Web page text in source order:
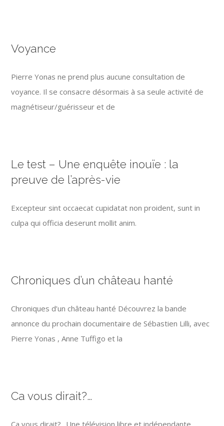
Voyance
Pierre Yonas ne prend plus aucune consultation de
voyance. Il se consacre désormais à sa seule activité de
magnétiseur/guérisseur et de
Le test – Une enquête inouïe : la
preuve de l’après-vie
Excepteur sint occaecat cupidatat non proident, sunt in
culpa qui officia deserunt mollit anim.
Chroniques d’un château hanté
Chroniques d’un château hanté Découvrez la bande
annonce du prochain documentaire de Sébastien Lilli, avec
Pierre Yonas , Anne Tuffigo et la
Ca vous dirait?…
Ca vous dirait?.. Une télévision libre et indépendante,